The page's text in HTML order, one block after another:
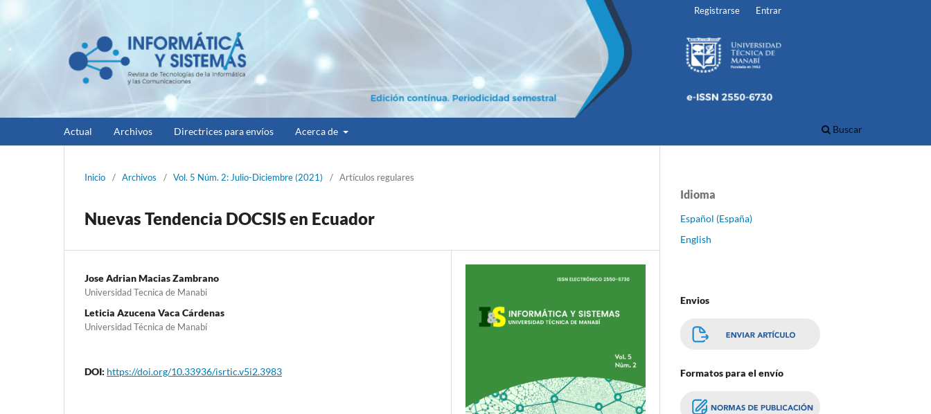
Actual Archivos Directrices para envíos Acerca de Buscar
Registrarse Entrar
Inicio / Archivos / Vol. 5 Núm. 2: Julio-Diciembre (2021) / Artículos regulares
Nuevas Tendencia DOCSIS en Ecuador
Jose Adrian Macias Zambrano
Universidad Tecnica de Manabi
Leticia Azucena Vaca Cárdenas
Universidad Técnica de Manabí
DOI: https://doi.org/10.33936/isrtic.v5i2.3983
Idioma
Español (España)
English
Envios
Formatos para el envío